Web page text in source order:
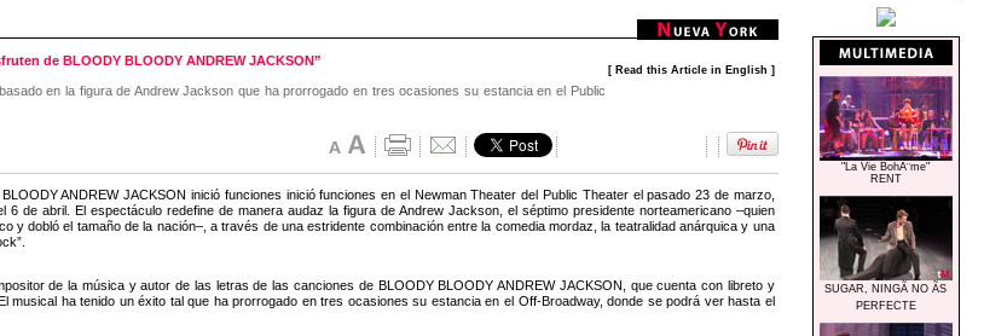
[ Read this Article in English ]
de BLOODY BLOODY ANDREW JACKSON”
en la figura de Andrew Jackson que ha prorrogado en tres ocasiones su estancia en el Public
ANDREW JACKSON inició funciones inició funciones en el Newman Theater del Public Theater el pasado 23 de marzo,
6 de abril. El espectáculo redefine de manera audaz la figura de Andrew Jackson, el séptimo presidente norteamericano –quien
y dobló el tamaño de la nación–, a través de una estridente combinación entre la comedia mordaz, la teatralidad anárquica y una
de la música y autor de las letras de las canciones de BLOODY BLOODY ANDREW JACKSON, que cuenta con libreto y
musical ha tenido un éxito tal que ha prorrogado en tres ocasiones su estancia en el Off-Broadway, donde se podrá ver hasta el
"La Vie BohÃ¨me"
RENT
SUGAR, NINGÃ NO ÃS
PERFECTE